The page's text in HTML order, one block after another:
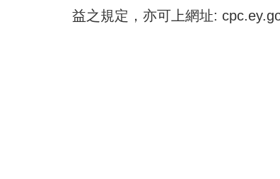
益之規定，亦可上網址: